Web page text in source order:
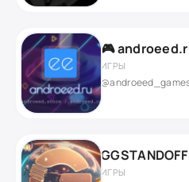
ИГРЫ
GGSTANDOFF
ИГРЫ